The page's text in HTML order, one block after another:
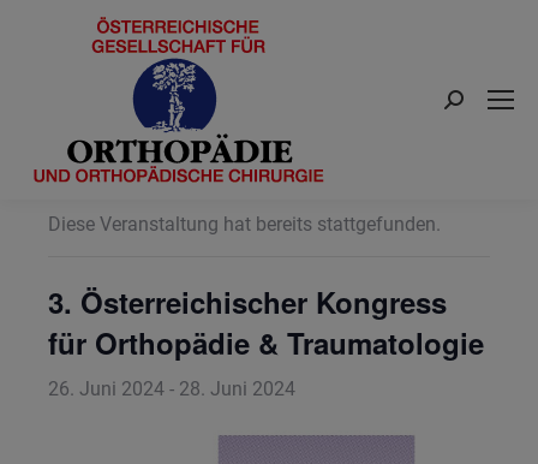
Search:
« Alle Veranstaltungen
Diese Veranstaltung hat bereits stattgefunden.
3. Österreichischer Kongress
für Orthopädie & Traumatologie
26. Juni 2024 - 28. Juni 2024